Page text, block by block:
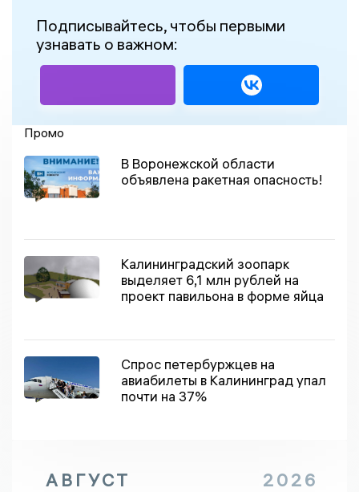
Подписывайтесь, чтобы первыми
узнавать о важном:
Промо
В Воронежской области
объявлена ракетная опасность!
Калининградский зоопарк
выделяет 6,1 млн рублей на
проект павильона в форме яйца
Спрос петербуржцев на
авиабилеты в Калининград упал
почти на 37%
АВГУСТ 2026